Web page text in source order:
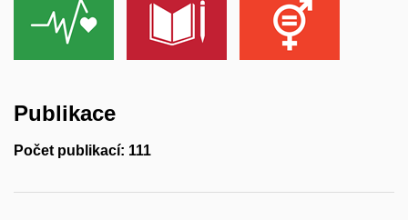
Publikace
Počet publikací: 111